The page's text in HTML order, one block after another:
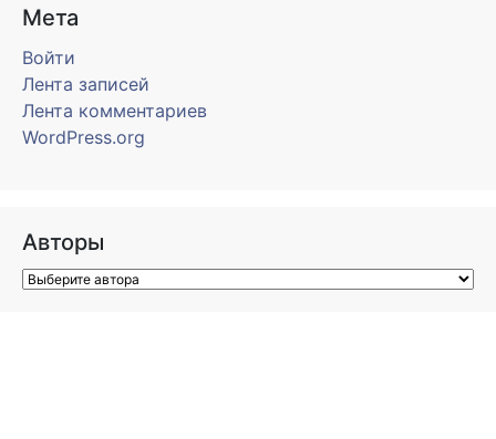
Мета
Войти
Лента записей
Лента комментариев
WordPress.org
Авторы